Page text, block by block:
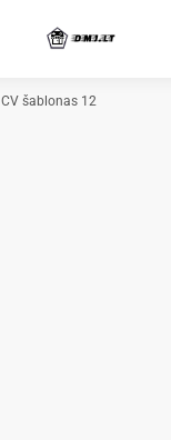
CV šablonas 12